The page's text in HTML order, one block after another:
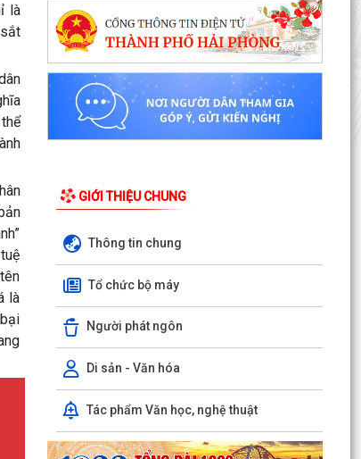
là
là
GIỚI THIỆU CHUNG
Thông tin chung
Tổ chức bộ máy
Người phát ngôn
Di sản - Văn hóa
Tác phẩm Văn học, nghệ thuật
PHÁT HUY GIÁ TRỊ CÁC DI TÍCH VĂN HÓA
TRONG KỶ NGUYÊN MỚI Ở PHƯỜNG TRẦN
NHÂN TÔNG, THÀNH PHỐ HẢI...
Phường Trần Nhân Tông tham dự hội nghị trực
tuyến báo cáo viên thành phố tháng 7/2026
Lãnh đạo phường kiểm tra các trạm bơm, hồ
Kế hoạch Tuyên truyền “Chiến dịch 500 ngày
đêm đẩy mạnh thực hiện tìm kiếm, quy tập và
xác định...
Thực hiện Nghị quyết số 08-NQ/TU ngày
29/01/2026 của Ban chấp hành Đảng bộ thành
phố về chuyển đổi...
Phường Trần Nhân Tông tổ chức Lễ thắp nến tri
ân tại các nghĩa trang Liệt sĩ
Triển khai đợt cao điểm cài đặt sổ sức khỏe điện
tử, tài khoản an sinh xã hội cho công dân từ 6